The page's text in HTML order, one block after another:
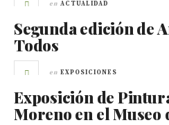
en ACTUALIDAD
Segunda edición de
Todos
en EXPOSICIONES
Exposición de
Moreno en el Museo